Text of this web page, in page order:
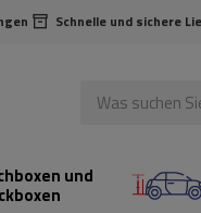
Schnelle und sichere
und